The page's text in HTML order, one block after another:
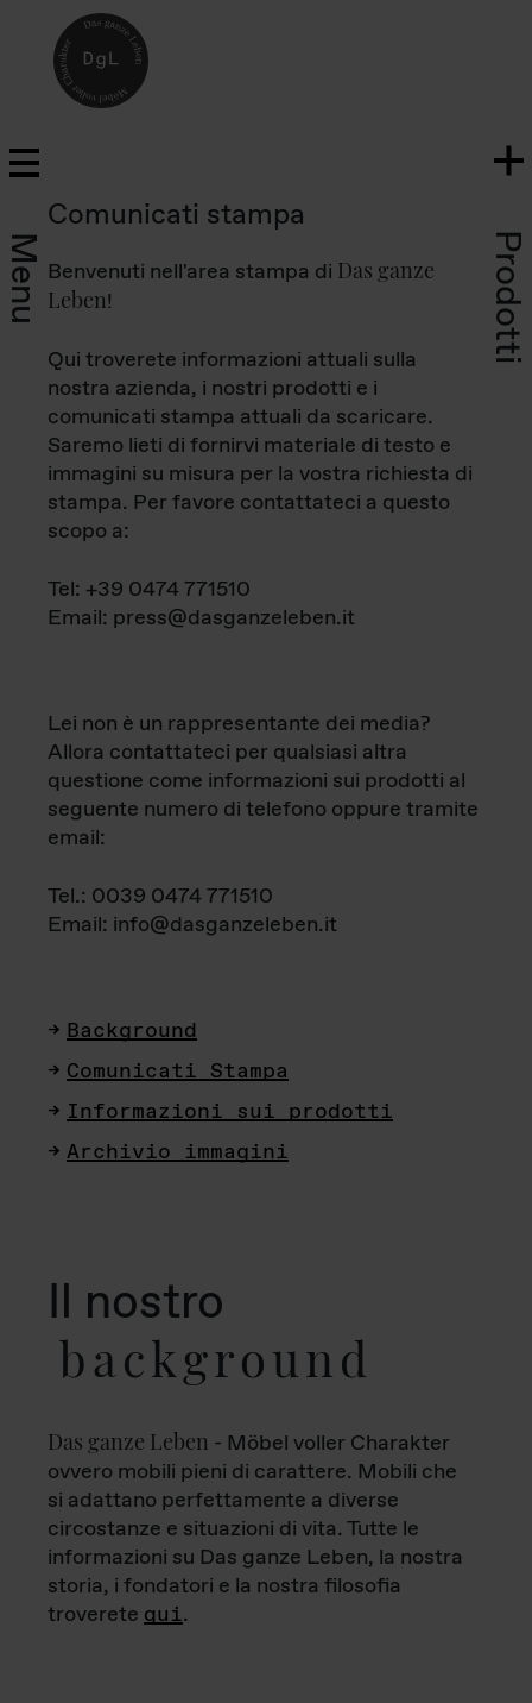
Menu Prodotti
Comunicati stampa
Benvenuti nell'area stampa di Das ganze
Leben!
Qui troverete informazioni attuali sulla
nostra azienda, i nostri prodotti e i
comunicati stampa attuali da scaricare.
Saremo lieti di fornirvi materiale di testo e
immagini su misura per la vostra richiesta di
stampa. Per favore contattateci a questo
scopo a:
Tel: +39 0474 771510
Email: press@dasganzeleben.it
Lei non è un rappresentante dei media?
Allora contattateci per qualsiasi altra
questione come informazioni sui prodotti al
seguente numero di telefono oppure tramite
email:
Tel.: 0039 0474 771510
Email: info@dasganzeleben.it
Background
Comunicati Stampa
Informazioni sui prodotti
Archivio immagini
Il nostro
background
Das ganze Leben - Möbel voller Charakter
ovvero mobili pieni di carattere. Mobili che
si adattano perfettamente a diverse
circostanze e situazioni di vita. Tutte le
informazioni su Das ganze Leben, la nostra
storia, i fondatori e la nostra filosofia
troverete qui.